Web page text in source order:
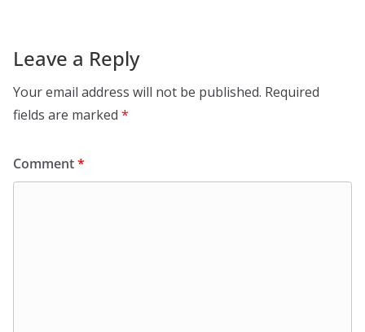
Leave a Reply
Your email address will not be published. Required
fields are marked *
Comment*